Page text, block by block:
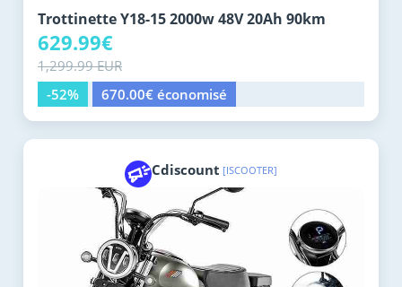
Trottinette Y18-15 2000w 48V 20Ah 90km
629.99€
1,299.99 EUR
-52%
670.00€ économisé
Cdiscount [ISCOOTER]